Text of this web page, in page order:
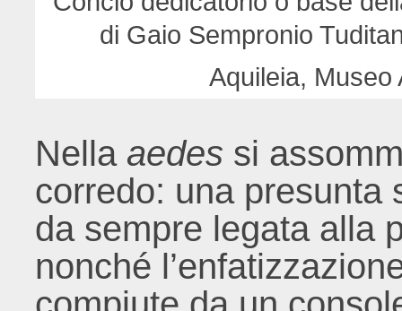
di Gaio Sempronio
Aquileia, Museo
Nella aedes si
corredo: una presunta
da sempre legata alla
nonché